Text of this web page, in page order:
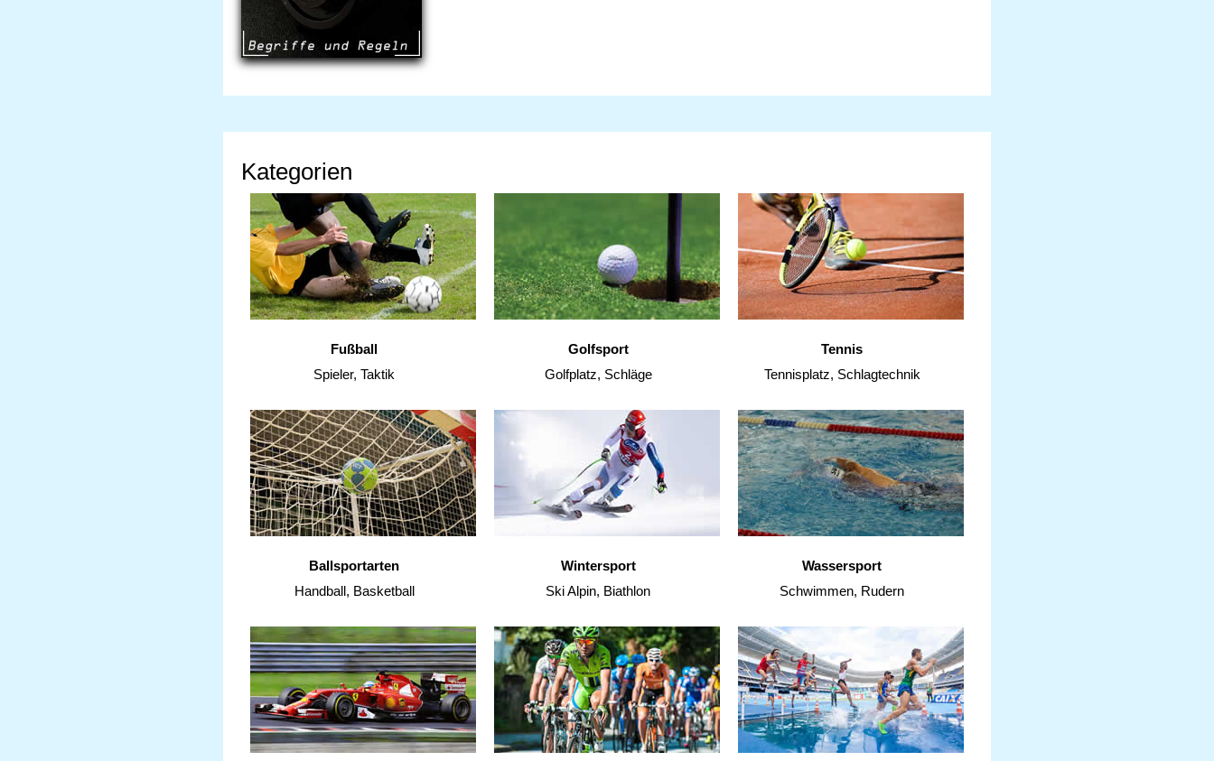
Kategorien
Fußball
Spieler, Taktik
Golfsport
Golfplatz, Schläge
Tennis
Tennisplatz, Schlagtechnik
Ballsportarten
Handball, Basketball
Wintersport
Ski Alpin, Biathlon
Wassersport
Schwimmen, Rudern